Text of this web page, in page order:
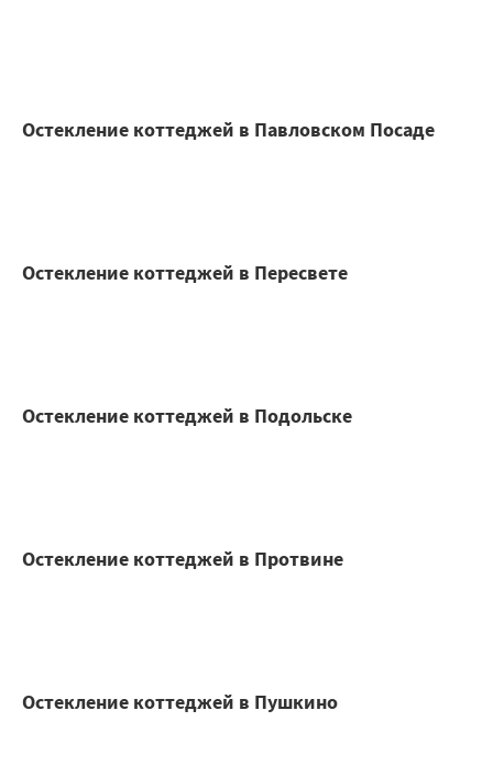
Остекление коттеджей в Павловском Посаде
Остекление коттеджей в Пересвете
Остекление коттеджей в Подольске
Остекление коттеджей в Протвине
Остекление коттеджей в Пушкино